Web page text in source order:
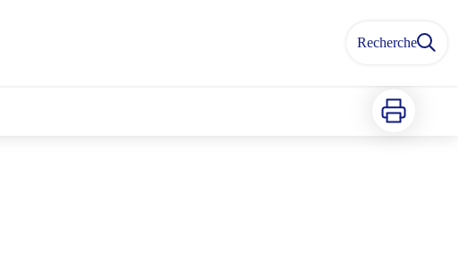
Recherche
Imprimer